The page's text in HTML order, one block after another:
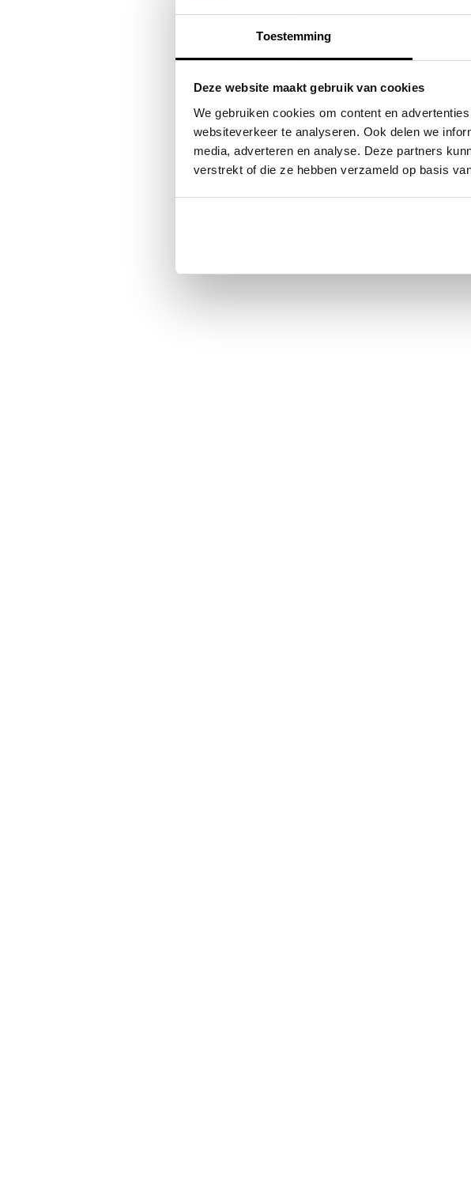
Toestemming
Deze website maakt gebruik van cookies
We gebruiken cookies om content en
websiteverkeer te analyseren. Ook delen we
media, adverteren en analyse. Deze partners
verstrekt of die ze hebben verzameld op basis